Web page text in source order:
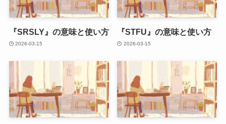
『SRSLY』の意味と使い方
2026-03-15
『STFU』の意味と使い方
2026-03-15